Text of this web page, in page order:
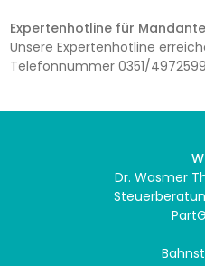
Expertenhotline für
Unsere Expertenhotline
Telefonnummer 0351/
Dr. Wasmer